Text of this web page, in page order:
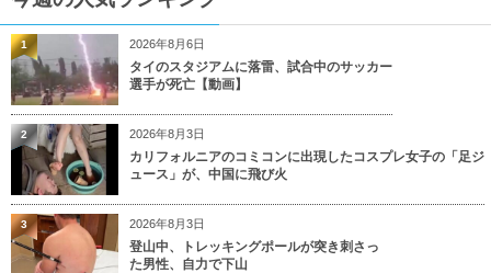
2026年8月6日
タイのスタジアムに落雷、試合中のサッカー
選手が死亡【動画】
1
2026年8月3日
カリフォルニアのコミコンに出現したコスプレ女子の「足ジ
ュース」が、中国に飛び火
2
2026年8月3日
登山中、トレッキングポールが突き刺さっ
た男性、自力で下山
3